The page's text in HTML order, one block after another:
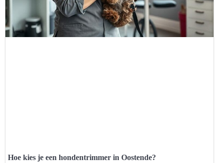
Hoe kies je een hondentrimmer in Oostende?